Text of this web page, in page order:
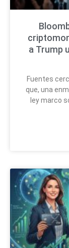
a Trump
Fuentes
que, una
ley marco